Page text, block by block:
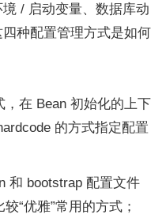
/ 启动变量、数据库动
种配置管理方式是如何
在 Bean 初始化的上下
的方式指定配置
和 bootstrap 配置文件
“优雅”常用的方式；